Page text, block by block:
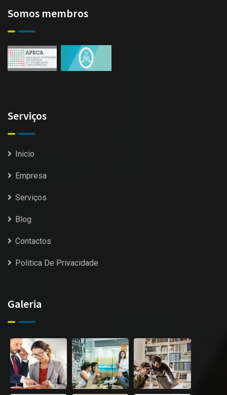
Somos membros
Serviços
Inicio
Empresa
Serviços
Blog
Contactos
Politica De Privacidade
Galeria